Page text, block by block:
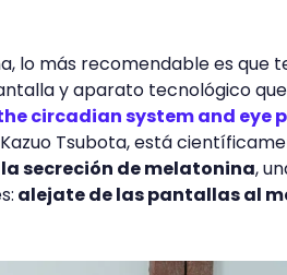
lo más recomendable es que
y aparato tecnológico
circadian system and eye
Tsubota, está
secreción de melatonina,
alejate de las pantallas al